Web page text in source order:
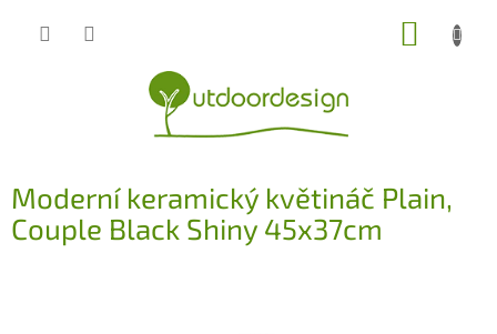
Moderní keramický květináč Plain,
Couple Black Shiny 45x37cm